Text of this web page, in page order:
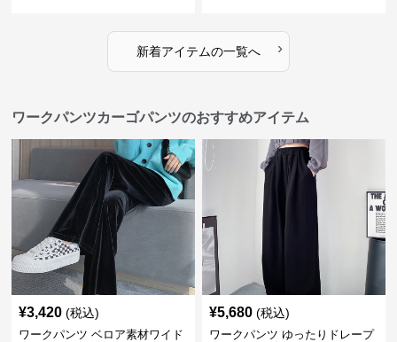
新着アイテムの一覧へ ›
ワークパンツカーゴパンツのおすすめアイテム
¥3,420 (税込)
ワークパンツ ベロア素材ワイド
¥5,680 (税込)
ワークパンツ ゆったりドレープ